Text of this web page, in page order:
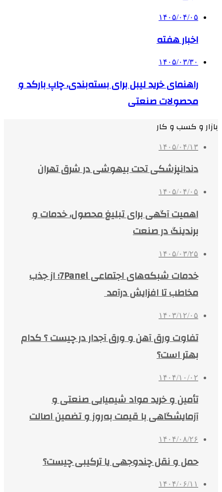
۱۴۰۵/۰۴/۰۵
اخبار هفته
۱۴۰۵/۰۳/۳۰
راهنمای خرید لیبل برای بسته‌بندی، چاپ بارکد و
محصولات صنعتی
بازار و کسب و کار
۱۴۰۵/۰۴/۱۳
دندانپزشکی تحت بیهوشی در شرق تهران
۱۴۰۵/۰۴/۰۵
اهمیت آگهی برای تبلیغ محصول، خدمات و
برندینگ در صنعت
۱۴۰۵/۰۳/۲۵
خدمات شبکه‌های اجتماعی 7Panel؛ از جذب
مخاطب تا افزایش درآمد
۱۴۰۳/۱۲/۰۵
تفاوت ورق آهن و ورق آجدار در چیست ؟ کدام
بهتر است؟
۱۴۰۴/۱۰/۰۲
تأمین و خرید مواد شیمیایی صنعتی و
آزمایشگاهی با قیمت به‌روز و تضمین اصالت
۱۴۰۴/۰۸/۲۶
حمل و نقل چندوجهی یا ترکیبی چیست؟
۱۴۰۴/۰۶/۱۱